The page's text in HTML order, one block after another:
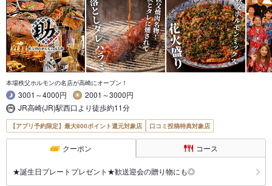
本場秩父ホルモンの名店が高崎にオープン！
3001～4000円
2001～3000円
JR高崎(JR)駅西口より徒歩約11分
【アプリ予約限定】最大800ポイント還元対象店 口コミ投稿特典対象店
クーポン コース
★誕生日プレートプレゼント★歓送迎会の贈り物にも◎